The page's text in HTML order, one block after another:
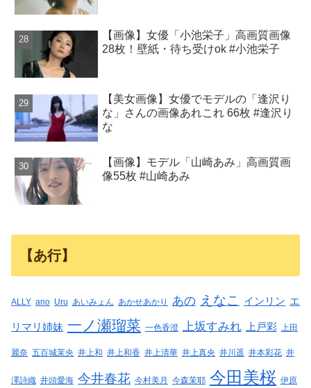
【画像】女優「小池栄子」高画質画像
28枚！壁紙・待ち受けok #小池栄子
【美女画像】女優でモデルの「逢沢り
な」さんの画像あれこれ 66枚 #逢沢り
な
【画像】モデル「山崎あみ」高画質画
像55枚 #山崎あみ
【あ行】
ALLY ano Uru あいみょん あかせあかり あの えなこ インリン エ
リマリ姉妹 一ノ瀬瑠菜 一色香澄 上坂すみれ 上戸彩 上田
麗奈 五百城茉央 井上和 井上和香 井上清華 井上真央 井川遥 井本彩花 井
澤詩織 井頭愛海 今井春花 今村美月 今森茉耶 今田美桜 伊原